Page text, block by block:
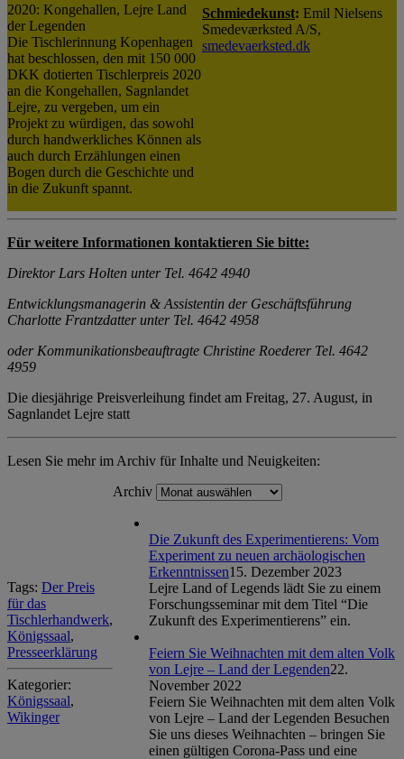
2020: Kongehallen, Lejre Land
der Legenden
Die Tischlerinnung Kopenhagen
hat beschlossen, den mit 150 000
DKK dotierten Tischlerpreis 2020
an die Kongehallen, Sagnlandet
Lejre, zu vergeben, um ein
Projekt zu würdigen, das sowohl
durch handwerkliches Können als
auch durch Erzählungen einen
Bogen durch die Geschichte und
in die Zukunft spannt.
Schmiedekunst: Emil Nielsens
Smedeværksted A/S,
smedevaerksted.dk
Für weitere Informationen kontaktieren Sie bitte:
Direktor Lars Holten unter Tel. 4642 4940
Entwicklungsmanagerin & Assistentin der Geschäftsführung
Charlotte Frantzdatter unter Tel. 4642 4958
oder Kommunikationsbeauftragte Christine Roederer Tel. 4642
4959
Die diesjährige Preisverleihung findet am Freitag, 27. August, in
Sagnlandet Lejre statt
Lesen Sie mehr im Archiv für Inhalte und Neuigkeiten:
Tags: Der Preis
für das
Tischlerhandwerk,
Königssaal,
Presseerklärung
Kategorier:
Königssaal,
Wikinger
Archiv
Die Zukunft des Experimentierens: Vom
Experiment zu neuen archäologischen
Erkenntnissen15. Dezember 2023
Lejre Land of Legends lädt Sie zu einem
Forschungsseminar mit dem Titel “Die
Zukunft des Experimentierens” ein.
Feiern Sie Weihnachten mit dem alten Volk
von Lejre – Land der Legenden22.
November 2022
Feiern Sie Weihnachten mit dem alten Volk
von Lejre – Land der Legenden Besuchen
Sie uns dieses Weihnachten – bringen Sie
einen gültigen Corona-Pass und eine